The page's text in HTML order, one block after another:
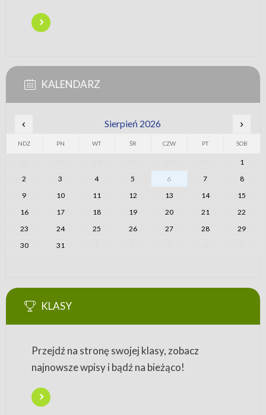
KALENDARZ
‹ Sierpień 2026 ›
NDZ PN WT ŚR CZW PT SOB
1
2
3 4 5 6 7
8
9
10 11 12 13 14
15
16
17 18 19 20 21
22
23
24 25 26 27 28
29
30
31
KLASY
Przejdź na stronę swojej klasy, zobacz
najnowsze wpisy i bądź na bieżąco!